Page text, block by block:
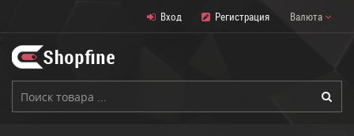
Валюта
Вход Регистрация